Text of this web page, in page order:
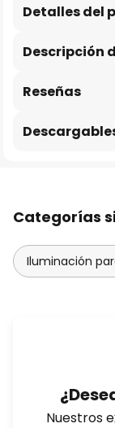
Descripción
Detalles del
Reseñas
Categorías
Iluminación
Nuestros